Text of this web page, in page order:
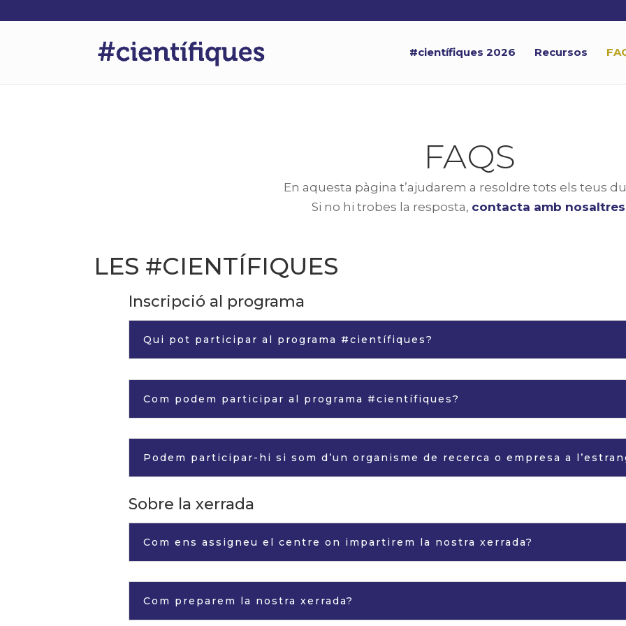
#científiques 2026 Recursos
FAQS
En aquesta pàgina t’ajudarem a resoldre tots els teus
Si no hi trobes la resposta, contacta amb
LES #CIENTÍFIQUES
Inscripció al programa
Qui pot participar al programa #científiques?
Com podem participar al programa #científiques?
Podem participar-hi si som d’un organisme de recerca o empresa a
Sobre la xerrada
Com ens assigneu el centre on impartirem la nostra xerrada?
Com preparem la nostra xerrada?